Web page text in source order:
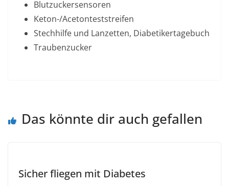
Blutzuckersensoren
Keton-/Acetonteststreifen
Stechhilfe und Lanzetten, Diabetikertagebuch
Traubenzucker
Das könnte dir auch gefallen
Sicher fliegen mit Diabetes